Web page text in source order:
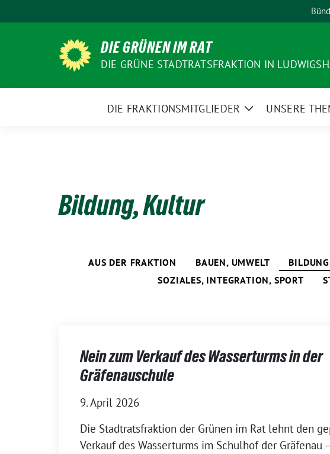
zum
DIE GRÜNEN IM RAT
DIE GRÜNE STADTRATSFRAKTION IN
DIE FRAKTIONSMITGLIEDER
ZeigeUNSERE
Bildung, Kultur
AUS DER FRAKTION BAUEN, UMWELT
SOZIALES, INTEGRATION, SPORT
Nein zum Verkauf des Wasserturms in der
Gräfenauschule
9. April 2026
Die Stadtratsfraktion der Grünen im Rat lehnt den
Verkauf des Wasserturms im Schulhof der Gräfenau –